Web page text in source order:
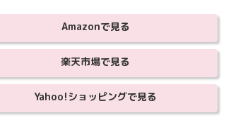
Amazonで見る
楽天市場で見る
Yahoo!ショッピングで見る